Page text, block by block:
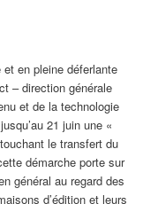
et en pleine déferlante
– direction générale
et de la technologie
21 juin une «
le transfert du
démarche porte sur
général au regard des
d’édition et leurs